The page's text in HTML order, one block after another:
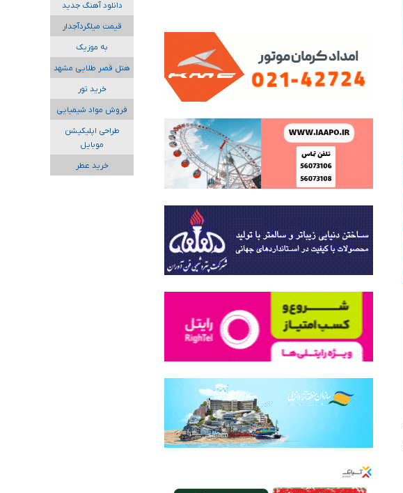
دانلود آهنگ جدید
قیمت میلگردآجدار
به موزیک
هتل قصر طلایی مشهد
خرید تور
فروش مواد شیمیایی
طراحی اپلیکیشن
موبایل
خرید عطر